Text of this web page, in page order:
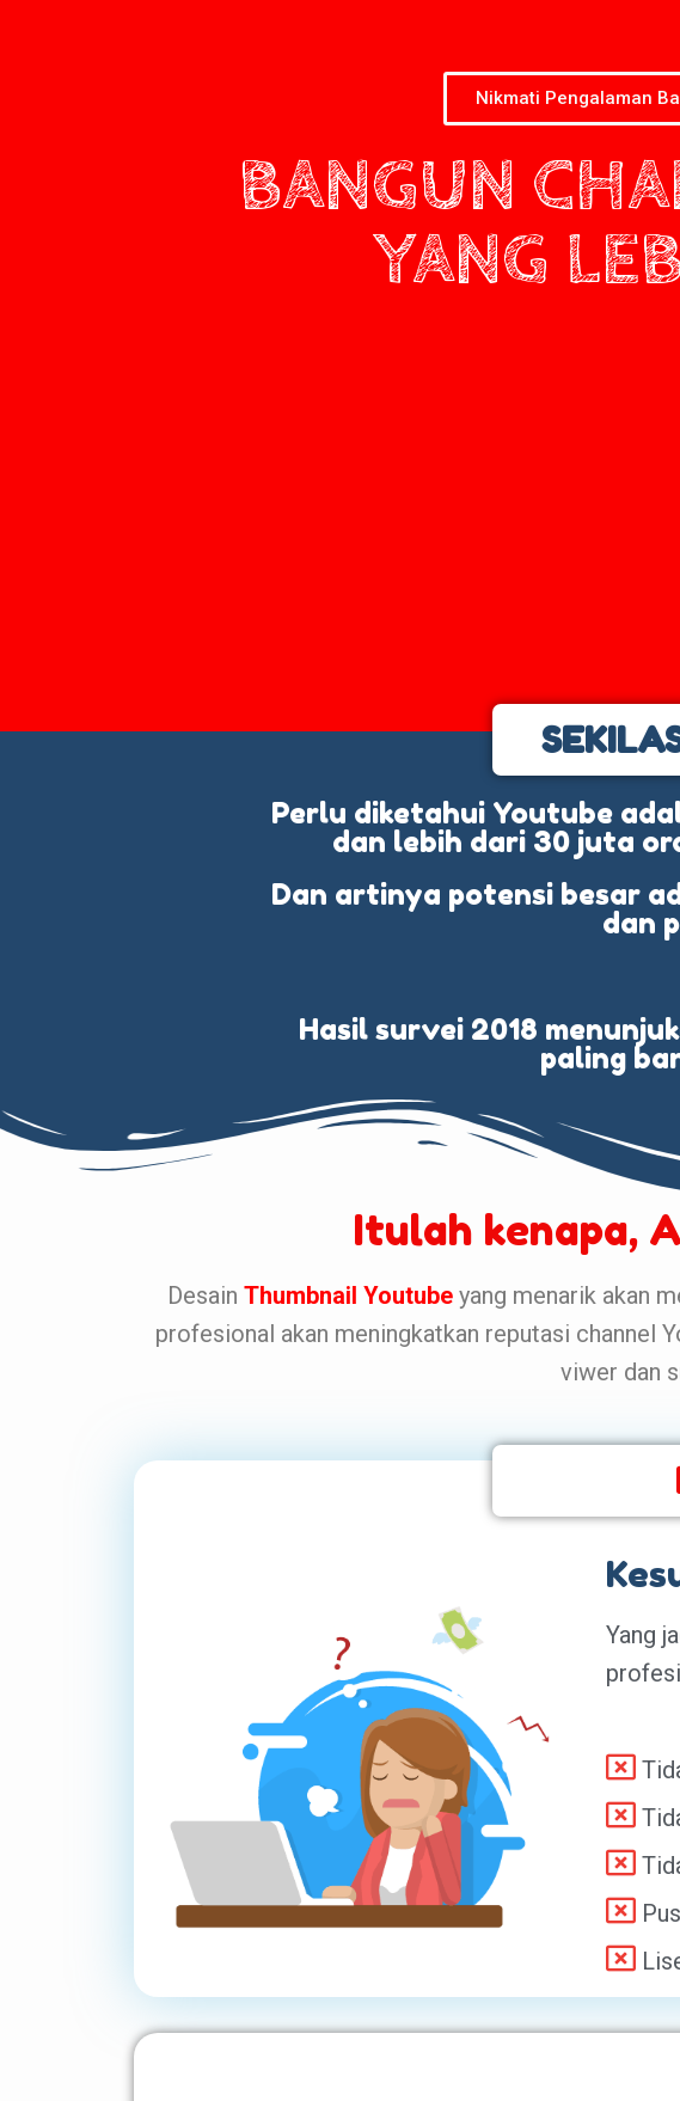
Nikmati Pengalaman
BANGUN
YANG
Perlu diketahui Youtube
dan lebih dari 30 juta
Dan artinya potensi besar
dan
Hasil survei 2018
paling
Itulah kenapa,
Desain Thumbnail Youtube yang menarik akan
profesional akan meningkatkan reputasi channel
viwer dan
Yang